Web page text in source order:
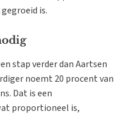
is.
stap verder dan Aartsen
noemt 20 procent van
Dat is een
proportioneel is,